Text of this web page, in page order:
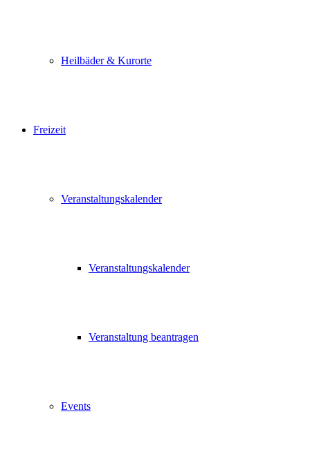
Heilbäder & Kurorte
Freizeit
Veranstaltungskalender
Veranstaltungskalender
Veranstaltung beantragen
Events